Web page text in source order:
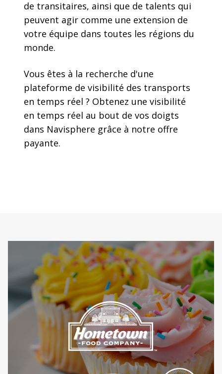
de transitaires, ainsi que de talents qui
peuvent agir comme une extension de
votre équipe dans toutes les régions du
monde.
Vous êtes à la recherche d'une
plateforme de visibilité des transports
en temps réel ? Obtenez une visibilité
en temps réel au bout de vos doigts
dans Navisphere grâce à notre offre
payante.